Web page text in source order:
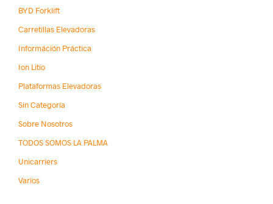
BYD Forklift
Carretillas Elevadoras
Információn Práctica
Ion Litio
Plataformas Elevadoras
Sin Categoría
Sobre Nosotros
TODOS SOMOS LA PALMA
Unicarriers
Varios